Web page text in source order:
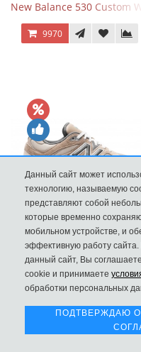
New Balance 530 Custom
9970
Кроссовки New Balance
10570
Данный сайт может
технологию, называемую
представляют собой
которые временно
мобильном устройстве, и
эффективную работу
данный сайт, Вы
cookie и принимаете
обработки персональных
ПОДТВЕРЖДАЮ